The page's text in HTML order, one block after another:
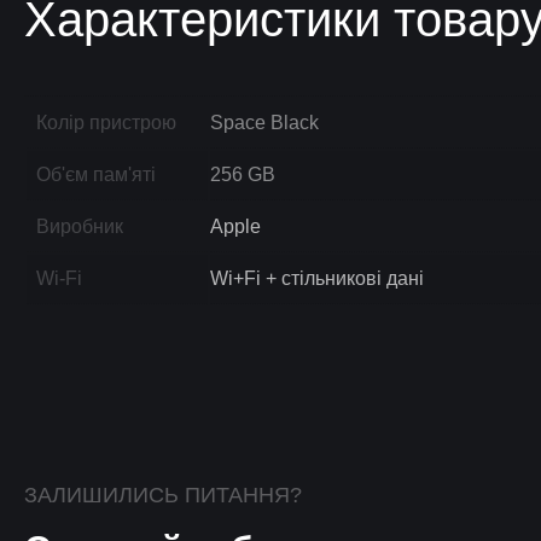
Характеристики
Колір пристрою Space Black
Об'єм пам'яті 256 GB
Виробник Apple
Wi-Fi Wi+Fi + стільникові дані
ЗАЛИШИЛИСЬ ПИТАННЯ?